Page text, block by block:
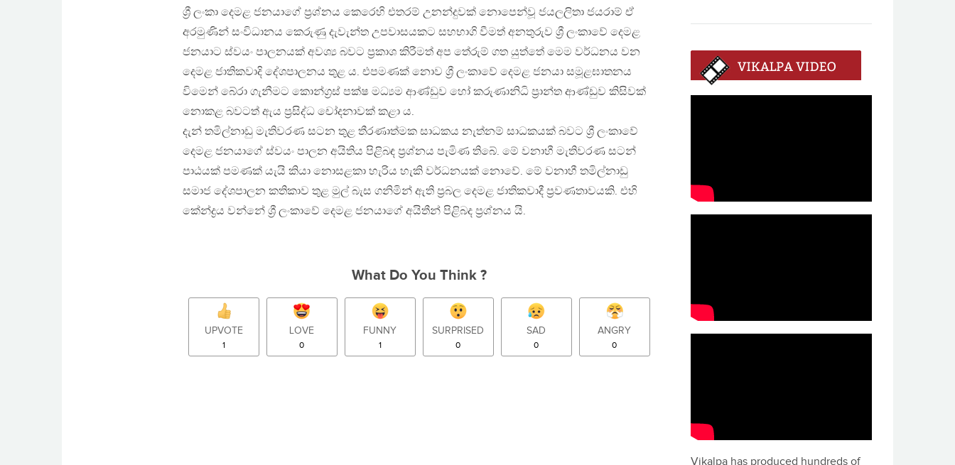
ශ්‍රී ලංකා දෙමළ ජනයාගේ ප්‍රශ්නය කෙරෙහි එතරම් උනන්දුවක් නොපෙන්වූ ජයලලිතා ජයරාම් ඒ
අරමුණින් සංවිධානය කෙරුණු දැවැන්ත උපවාසයකට සහභාගි වීමත් අනතුරුව ශ්‍රී ලංකාවේ දෙමළ
ජනයාට ස්වයං පාලනයක් අවශ්‍ය බවට ප්‍රකාශ කිරීමත් අප තේරුම් ගත යුත්තේ මෙම වර්ධනය වන
දෙමළ ජාතිකවාදි දේශපාලනය තුළ ය. එපමණක් නොව ශ්‍රී ලංකාවේ දෙමළ ජනයා සමූළඝාතනය
විමෙන් බේරා ගැනීමට කොන්ග්‍රස් පක්ෂ මධ්‍යම ආණ්ඩුව හෝ කරුණානිධි ප්‍රාන්ත ආණ්ඩුව කිසිවක්
නොකළ බවටත් ඇය ප්‍රසිද්ධ චෝදනාවක් කළා ය.
දැන් තමිල්නාඩු මැතිවරණ සටන තුළ තීරණාත්මක සාධකය නැත්නම් සාධකයක් බවට ශ්‍රී ලංකාවේ
දෙමළ ජනයාගේ ස්වයං පාලන අයිතිය පිළිබඳ ප්‍රශ්නය පැමිණ තිබේ. මේ වනාහී මැතිවරණ සටන්
පාඨයක් පමණක් යැයි කියා නොසළකා හැරිය හැකි වර්ධනයක් නොවේ. මේ වනාහී තමිල්නාඩු
සමාජ දේශපාලන කතිකාව තුළ මුල් බැස ගනිමින් ඇති ප්‍රබල දෙමළ ජාතිකවාදී ප්‍රවණතාවයකි. එහි
කේන්ද්‍රය වන්නේ ශ්‍රී ලංකාවේ දෙමළ ජනයාගේ අයිතීන් පිළිබද ප්‍රශ්නය යි.
What Do You Think ?
UPVOTE
1
LOVE
0
FUNNY
1
SURPRISED
0
SAD
0
ANGRY
0
Vikalpa has produced hundreds of